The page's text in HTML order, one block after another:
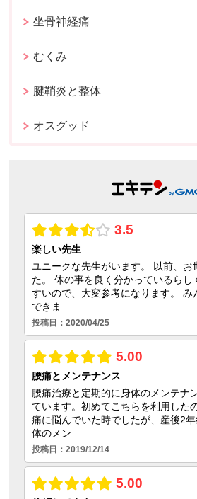
坐骨神経痛
むくみ
腱鞘炎と整体
オスグッド